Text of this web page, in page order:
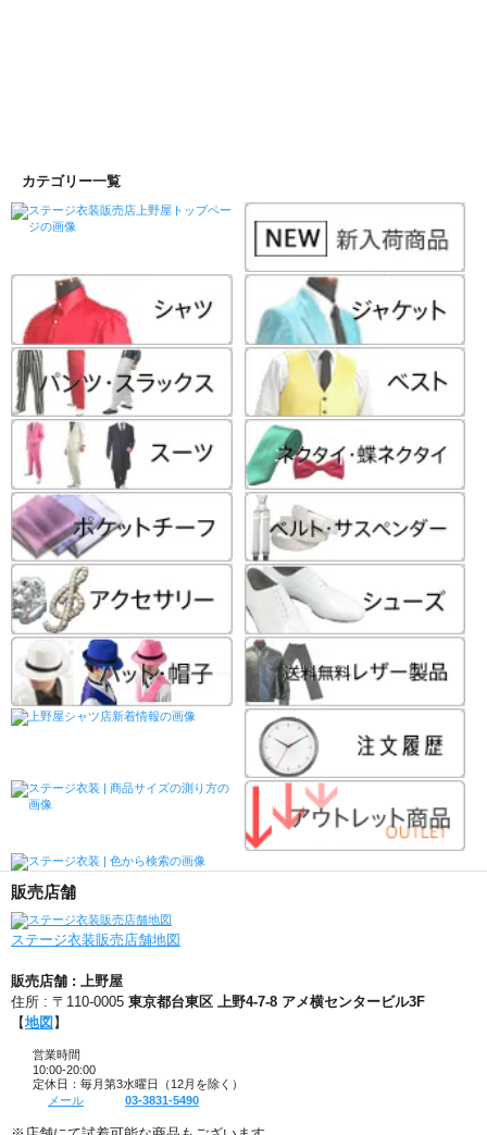
カテゴリー一覧
販売店舗
ステージ衣装販売店舗地図
販売店舗 : 上野屋
住所 : 〒110-0005 東京都台東区 上野4-7-8 アメ横センタービル3F
【地図 】
営業時間
10:00-20:00
定休日：毎月第3水曜日（12月を除く）
メール
03-3831-5490